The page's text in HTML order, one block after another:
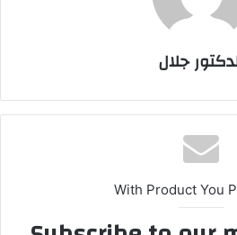
جلال
With Product You